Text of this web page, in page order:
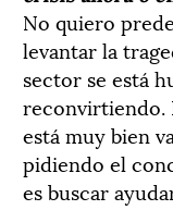
No quiero
levantar la
sector se está
reconvirtiendo.
está muy bien
pidiendo el
es buscar